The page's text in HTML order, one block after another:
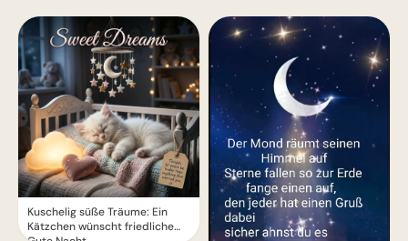
Kuschelig süße Träume: Ein
Kätzchen wünscht friedliche